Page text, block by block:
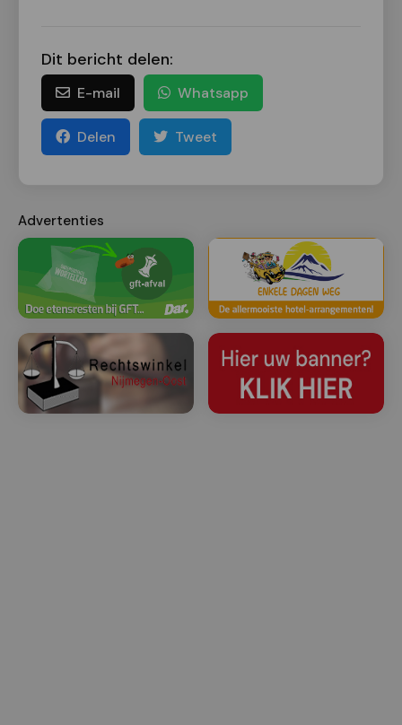
Dit bericht delen:
E-mail Whatsapp
Delen Tweet
Advertenties